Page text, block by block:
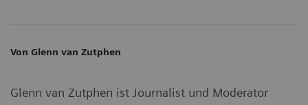
Von Glenn van Zutphen
Glenn van Zutphen ist Journalist und Moderator